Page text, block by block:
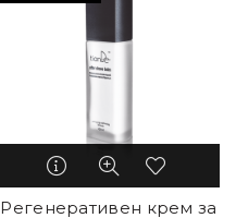
Регенеративен крем за